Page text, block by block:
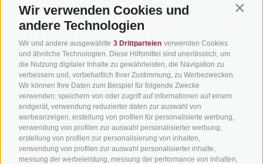
Wir verwenden Cookies und
andere Technologien
Wir und andere ausgewählte 3 Drittparteien verwenden Cookies
und ähnliche Technologien. Diese Hilfsmittel sind unerlässlich, um
die Nutzung digitaler Inhalte zu gewährleisten, die Navigation zu
verbessern und, vorbehaltlich Ihrer Zustimmung, zu Werbezwecken.
Wir können Ihre Daten zum Beispiel für folgende Zwecke
verwenden: speichern von oder zugriff auf informationen auf einem
endgerät, verwendung reduzierter daten zur auswahl von
werbeanzeigen, erstellung von profilen für personalisierte werbung,
verwendung von profilen zur auswahl personalisierter werbung,
erstellung von profilen zur personalisierung von inhalten,
verwendung von profilen zur auswahl personalisierter inhalte,
messung der werbeleistung, messung der performance von inhalten,
Urlaubspakete
Unsere Gutscheine
Hot Deals
Bike & Work
Südtirol
Rennradfahren in
Südtirol
Radwege in Südtirol
Bikeshops & Verleihe
Bike-Schulen
Tourenzentrale
Wetter
Zum